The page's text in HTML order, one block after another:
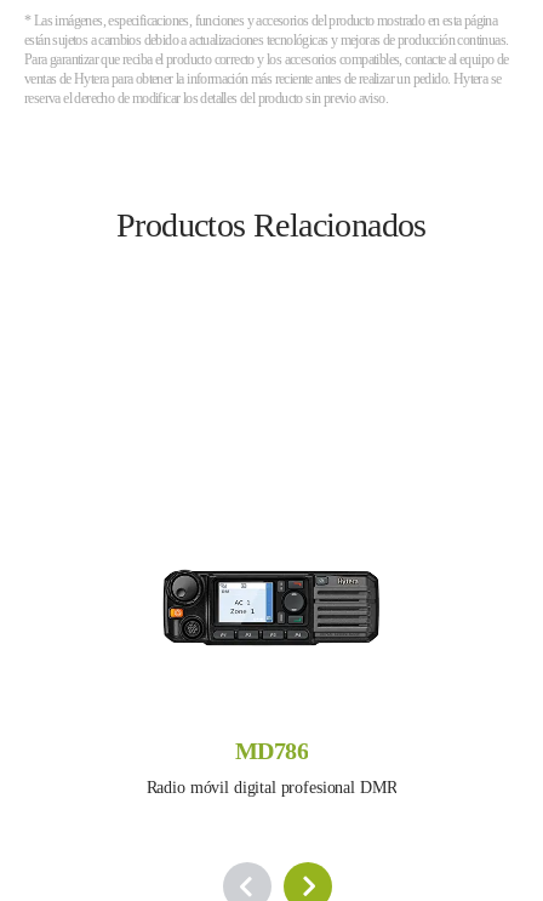
* Las imágenes, especificaciones, funciones y accesorios del producto mostrado en esta página
están sujetos a cambios debido a actualizaciones tecnológicas y mejoras de producción continuas.
Para garantizar que reciba el producto correcto y los accesorios compatibles, contacte al equipo de
ventas de Hytera para obtener la información más reciente antes de realizar un pedido. Hytera se
reserva el derecho de modificar los detalles del producto sin previo aviso.
Productos Relacionados
MD786
Radio móvil digital profesional DMR